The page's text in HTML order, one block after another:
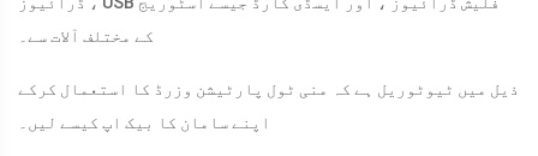
کے مختلف آلات سے۔
ذیل میں ٹیوٹوریل ہے کہ منی ٹول پارٹیشن وزرڈ کا استعمال کرکے
اپنے سامان کا بیک اپ کیسے لیں۔